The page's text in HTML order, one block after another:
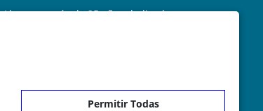
Permitir Todas
Llevamos más de 25 años dedicados
¡Rechaza Imitaciones!, equipo